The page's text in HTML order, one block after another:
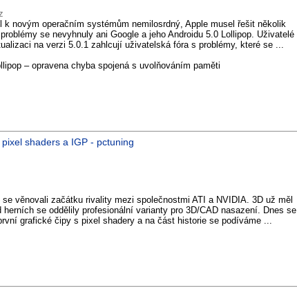
k novým operačním systémům nemilosrdný, Apple musel řešit několik
se nevyhnuly ani Google a jeho Androidu 5.0 Lollipop. Uživatelé
na verzi 5.0.1 zahlcují uživatelská fóra s problémy, které se ...
– opravena chyba spojená s uvolňováním paměti
shaders a IGP - pctuning
se věnovali začátku rivality mezi společnostmi ATI a NVIDIA. 3D už měl
herních se oddělily profesionální varianty pro 3D/CAD nasazení. Dnes se
grafické čipy s pixel shadery a na část historie se podíváme ...